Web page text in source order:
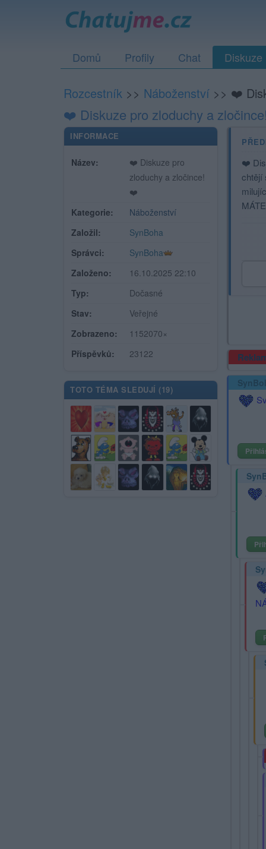
Domů Profily Chat Diskuze
Rozcestník >> Náboženství >> ❤️
❤️ Diskuze pro zloduchy a
INFORMACE
Název:
❤️ Diskuze pro
zloduchy a zločince!
❤️
Kategorie:
Náboženství
Založil:
SynBoha
Správci:
SynBoha
Založeno:
16.10.2025 22:10
Typ:
Dočasné
Stav:
Veřejné
Zobrazeno:
1152070×
Příspěvků:
23122
TOTO TÉMA SLEDUJÍ (19)
❤️
chtějí